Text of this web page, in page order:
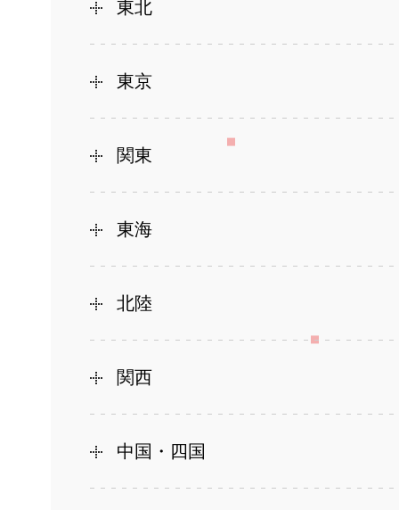
東北
東京
関東
東海
北陸
関西
中国・四国